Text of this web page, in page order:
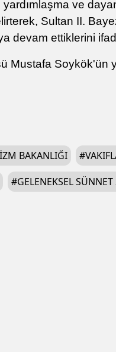
ve
Sultan II.
devam ettiklerini
Mustafa Soykök'ün
BAKANLIĞI #
#GELENEKSEL